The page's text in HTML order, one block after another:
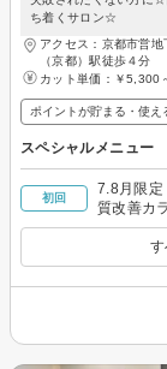
ち着くサロン☆
アクセス：京都市営
（京都）駅徒歩４分
カット単価： ￥5,300
ポイントが貯まる・使え
スペシャルメニュー
初回
7.8月限定 古舘
質改善カ